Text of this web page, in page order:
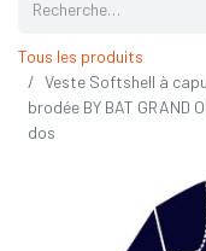
Tous les produits
Veste Softshell à
brodée BY BAT
dos